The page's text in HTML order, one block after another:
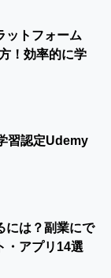
ットフォーム
！効率的に学
習認定Udemy
には？副業にで
・アプリ14選